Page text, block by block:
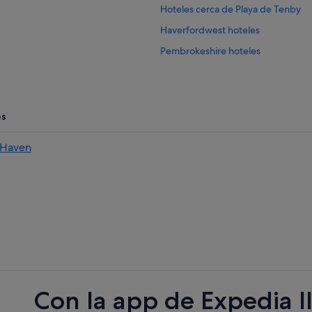
Hoteles cerca de Playa de Tenby
Haverfordwest hoteles
Pembrokeshire hoteles
Con la app de Expedia